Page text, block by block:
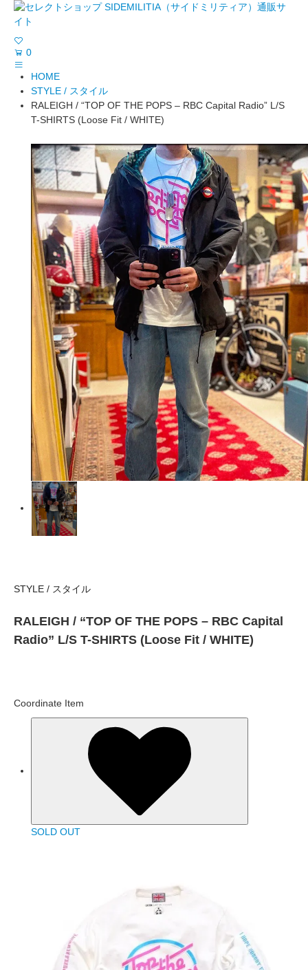
0
HOME
STYLE / スタイル
RALEIGH / “TOP OF THE POPS – RBC Capital Radio” L/S
T-SHIRTS (Loose Fit / WHITE)
STYLE / スタイル
RALEIGH / “TOP OF THE POPS – RBC Capital
Radio” L/S T-SHIRTS (Loose Fit / WHITE)
Coordinate Item
SOLD OUT